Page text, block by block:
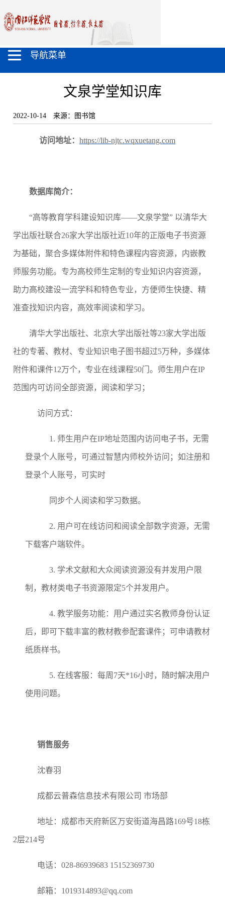
导航菜单
文泉学堂知识库
2022-10-14 来源：图书馆
访问地址： https://lib-njtc.wqxuetang.com
数据库简介：
“高等教育学科建设知识库——文泉学堂” 以清华大
学出版社联合26家大学出版社近10年的正版电子书资源
为基础，聚合多媒体附件和特色课程内容资源，内嵌教
师服务功能。专为高校师生定制的专业知识内容资源，
助力高校建设一流学科和特色专业，方便师生快捷、精
准查找知识内容，高效率阅读和学习。
清华大学出版社、北京大学出版社等23家大学出版
社的专著、教材、专业知识电子图书超过5万种，多媒体
附件和课件12万个，专业在线课程50门。师生用户在IP
范围内可访问全部资源，阅读和学习；
访问方式：
1. 师生用户在IP地址范围内访问电子书，无需
登录个人账号，可通过智慧内师校外访问；如注册和
登录个人账号，可实时
同步个人阅读和学习数据。
2. 用户可在线访问和阅读全部数字资源，无需
下载客户端软件。
3. 学术文献和大众阅读资源没有并发用户限
制，教材类电子书资源限定5个并发用户。
4. 教学服务功能：用户通过实名教师身份认证
后，即可下载丰富的教材教参配套课件；可申请教材
纸质样书。
5. 在线客服：每周 7天*16小时，随时解决用户
使用问题。
销售服务
沈春羽
成都云普森信息技术有限公司 市场部
地址：成都市天府新区万安街道海昌路169号18栋
2层214号
电话： 028-86939683 15152369730
邮箱： 1019314893@qq.com